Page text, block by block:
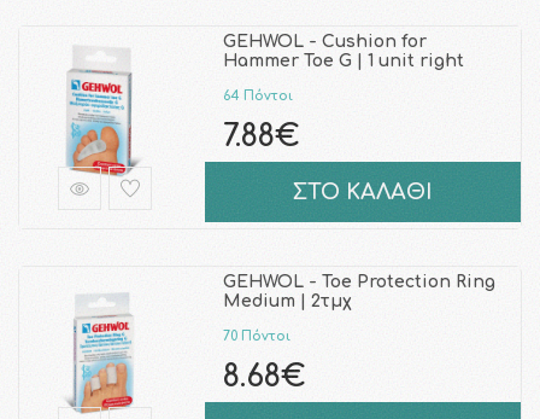
GEHWOL - Cushion for
Hammer Toe G | 1 unit right
64 Πόντοι
7.88€
ΣΤΟ ΚΑΛΑΘΙ
GEHWOL - Toe Protection Ring
Medium | 2τμχ
70 Πόντοι
8.68€